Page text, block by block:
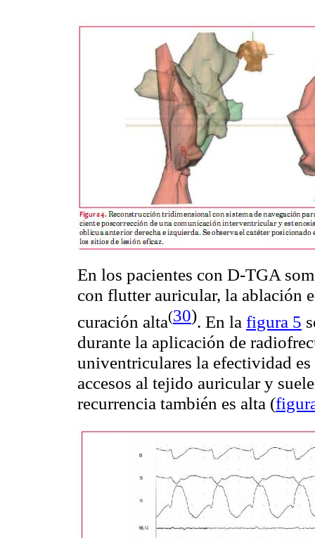
En los pacientes con D-TGA
con flutter auricular, la ablación
curación alta(30). En la figura 5
durante la aplicación de
univentriculares la efectividad
accesos al tejido auricular y
recurrencia también es alta (